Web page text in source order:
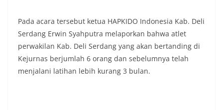
Melalui interaksi langsung tersebut,
Bhabinkamtibmas dapat menghimpun informasi
awal terkait situasi sosial, potensi kerawanan,
maupun hal-hal yang dapat mengganggu
kondusivitas wilayah, khususnya menjelang
perayaan HUT Kemerdekaan RI yang biasanya
Pada acara tersebut ketua HAPKIDO Indonesia Kab. Deli
Serdang Erwin Syahputra melaporkan bahwa atlet
perwakilan Kab. Deli Serdang yang akan bertanding di
Kejurnas berjumlah 6 orang dan sebelumnya telah
menjalani latihan lebih kurang 3 bulan.